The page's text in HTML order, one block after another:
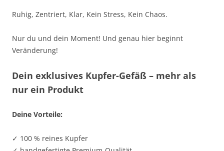
Ruhig, Zentriert, Klar, Kein Stress, Kein Chaos.
Nur du und dein Moment! Und genau hier beginnt
Veränderung!
Dein exklusives Kupfer-Gefäß – mehr als
nur ein Produkt
Deine Vorteile:
✓ 100 % reines Kupfer